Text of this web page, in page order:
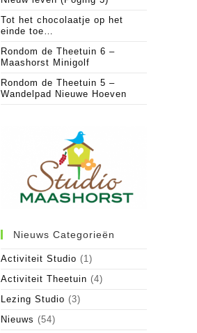
Tot het chocolaatje op het
einde toe…
Rondom de Theetuin 6 –
Maashorst Minigolf
Rondom de Theetuin 5 –
Wandelpad Nieuwe Hoeven
Nieuws Categorieën
Activiteit Studio (1)
Activiteit Theetuin (4)
Lezing Studio (3)
Nieuws (54)